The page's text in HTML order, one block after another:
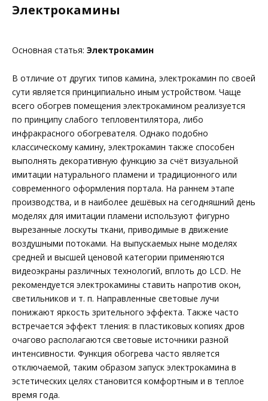
Электрокамины
Основная статья: Электрокамин
В отличие от других типов камина, электрокамин по своей
сути является принципиально иным устройством. Чаще
всего обогрев помещения электрокамином реализуется
по принципу слабого тепловентилятора, либо
инфракрасного обогревателя. Однако подобно
классическому камину, электрокамин также способен
выполнять декоративную функцию за счёт визуальной
имитации натурального пламени и традиционного или
современного оформления портала. На раннем этапе
производства, и в наиболее дешёвых на сегодняшний день
моделях для имитации пламени используют фигурно
вырезанные лоскуты ткани, приводимые в движение
воздушными потоками. На выпускаемых ныне моделях
средней и высшей ценовой категории применяются
видеоэкраны различных технологий, вплоть до LCD. Не
рекомендуется электрокамины ставить напротив окон,
светильников и т. п. Направленные световые лучи
понижают яркость зрительного эффекта. Также часто
встречается эффект тления: в пластиковых копиях дров
очагово располагаются световые источники разной
интенсивности. Функция обогрева часто является
отключаемой, таким образом запуск электрокамина в
эстетических целях становится комфортным и в теплое
время года.